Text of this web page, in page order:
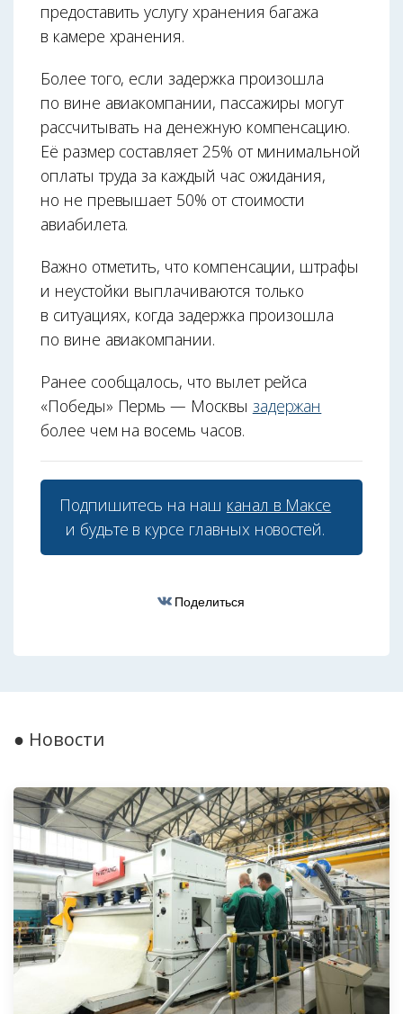
предоставить услугу хранения багажа
в камере хранения.
Более того, если задержка произошла
по вине авиакомпании, пассажиры могут
рассчитывать на денежную компенсацию.
Её размер составляет 25% от минимальной
оплаты труда за каждый час ожидания,
но не превышает 50% от стоимости
авиабилета.
Важно отметить, что компенсации, штрафы
и неустойки выплачиваются только
в ситуациях, когда задержка произошла
по вине авиакомпании.
Ранее сообщалось, что вылет рейса
«Победы» Пермь — Москвы задержан
более чем на восемь часов.
Подпишитесь на наш канал в Максе
и будьте в курсе главных новостей.
Поделиться
● Новости